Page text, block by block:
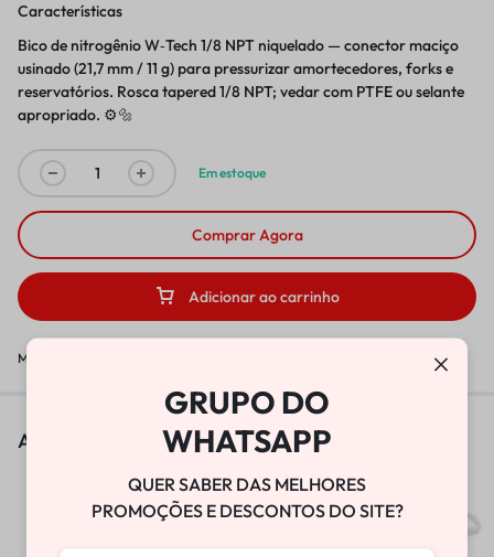
Características
Bico de nitrogênio W‑Tech 1/8 NPT niquelado — conector maciço
usinado (21,7 mm / 11 g) para pressurizar amortecedores, forks e
reservatórios. Rosca tapered 1/8 NPT; vedar com PTFE ou selante
apropriado. ⚙️🔩
Em estoque
Adicionar ao carrinho
Comprar Agora
Marca:
As pessoas também viram
BOMBA DE VÁCUO
GRUPO DO
WHATSAPP
QUER SABER DAS MELHORES
PROMOÇÕES E DESCONTOS DO SITE?